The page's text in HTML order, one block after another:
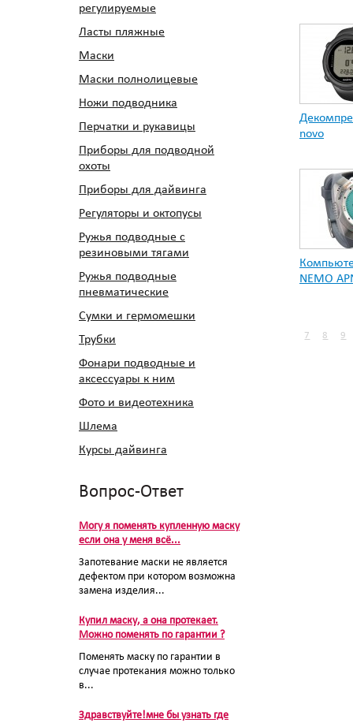
регулируемые
Ласты пляжные
Маски
Маски полнолицевые
Ножи подводника
Перчатки и рукавицы
Приборы для подводной
охоты
Приборы для дайвинга
Регуляторы и октопусы
Ружья подводные с
резиновыми тягами
Ружья подводные
пневматические
Сумки и гермомешки
Трубки
Фонари подводные и
аксессуары к ним
Фото и видеотехника
Шлема
Курсы дайвинга
Вопрос-Ответ
Могу я поменять купленную маску
если она у меня всё...
Запотевание маски не является
дефектом при котором возможна
замена изделия...
Купил маску, а она протекает.
Можно поменять по гарантии ?
Поменять маску по гарантии в
случае протекания можно только
в...
Здравствуйте!мне бы узнать где
novo
NEMO
7 8 9